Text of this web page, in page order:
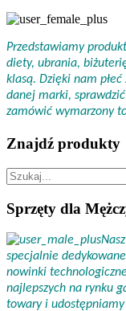
Przedstawiamy
diety, ubrania,
klasą. Dzięki nam
danej marki,
zamówić wymarzony
Znajdź produkty
Sprzęty dla
specjalnie
nowinki
najlepszych na rynku
towary i